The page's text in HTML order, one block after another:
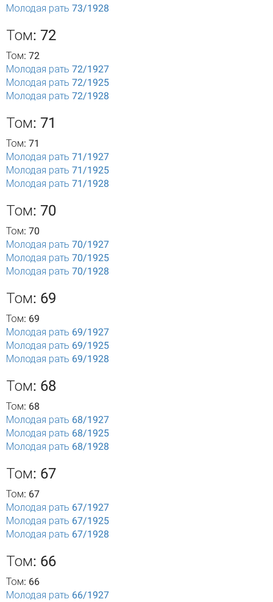
Молодая рать 73/1928
Том: 72
Том: 72
Молодая рать 72/1927
Молодая рать 72/1925
Молодая рать 72/1928
Том: 71
Том: 71
Молодая рать 71/1927
Молодая рать 71/1925
Молодая рать 71/1928
Том: 70
Том: 70
Молодая рать 70/1927
Молодая рать 70/1925
Молодая рать 70/1928
Том: 69
Том: 69
Молодая рать 69/1927
Молодая рать 69/1925
Молодая рать 69/1928
Том: 68
Том: 68
Молодая рать 68/1927
Молодая рать 68/1925
Молодая рать 68/1928
Том: 67
Том: 67
Молодая рать 67/1927
Молодая рать 67/1925
Молодая рать 67/1928
Том: 66
Том: 66
Молодая рать 66/1927